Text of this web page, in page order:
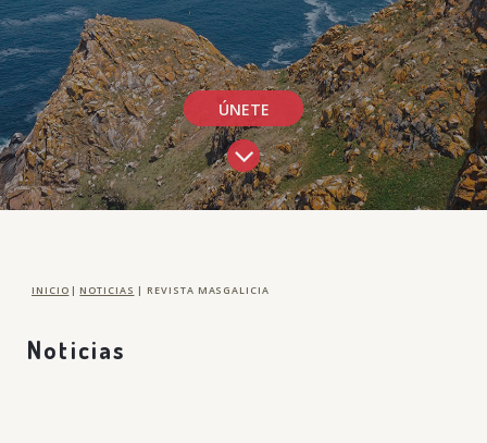
ÚNETE
INICIO | NOTICIAS | REVISTA MASGALICIA
Noticias